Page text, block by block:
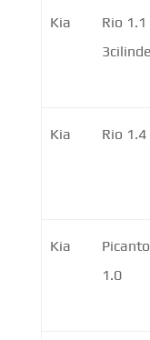
Kia
Rio 1.1
Kia Rio 1.4
Kia
Picanto
1.0